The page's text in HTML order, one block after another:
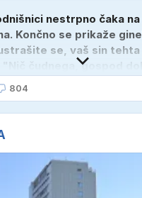
nestrpno čaka
Končno se prikaže
se, vaš sin
"Nič čudnega, gospod
šele tri mesece."
804